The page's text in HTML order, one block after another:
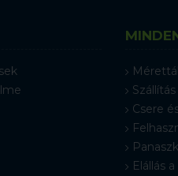
Csere
Elállás